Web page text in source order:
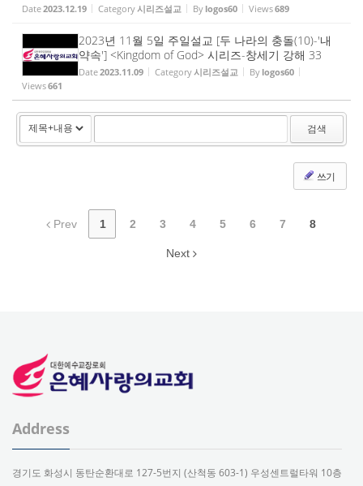
Date2023.12.19 Category시리즈설교 By logos60 Views689
2023년 11월 5일 주일설교 [두 나라의 충돌(10)-'내
약속'] <Kingdom of God> 시리즈-창세기 강해 33
Date2023.11.09 Category시리즈설교 By logos60
Views661
검색
쓰기
Prev 1 2 3 4 5 6 7 8
Next
Address
경기도 화성시 동탄순환대로 127-5번지 (산척동 603-1) 우성센트럴타워 10층